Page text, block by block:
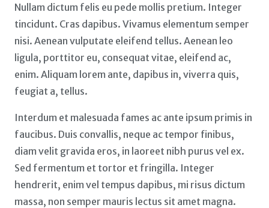
Nullam dictum felis eu pede mollis pretium. Integer
tincidunt. Cras dapibus. Vivamus elementum semper
nisi. Aenean vulputate eleifend tellus. Aenean leo
ligula, porttitor eu, consequat vitae, eleifend ac,
enim. Aliquam lorem ante, dapibus in, viverra quis,
feugiat a, tellus.
Interdum et malesuada fames ac ante ipsum primis in
faucibus. Duis convallis, neque ac tempor finibus,
diam velit gravida eros, in laoreet nibh purus vel ex.
Sed fermentum et tortor et fringilla. Integer
hendrerit, enim vel tempus dapibus, mi risus dictum
massa, non semper mauris lectus sit amet magna.